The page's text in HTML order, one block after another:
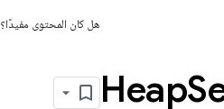
هل كان المحتوى مفيدًا؟
Heap